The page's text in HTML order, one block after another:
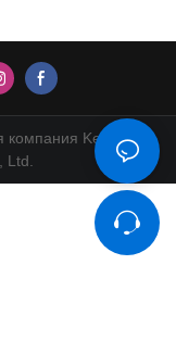
компания Kenwei
Ltd.